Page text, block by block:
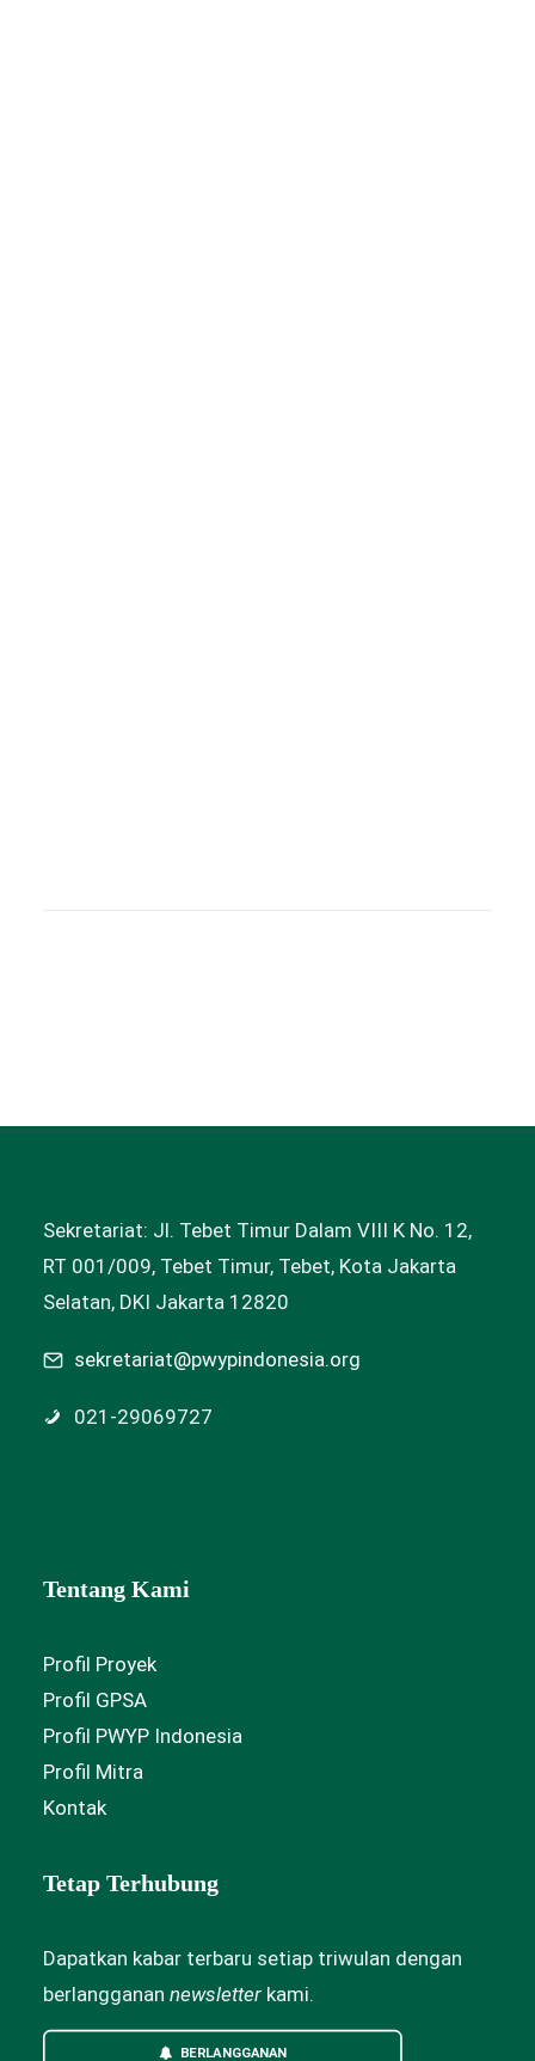
Sekretariat: Jl. Tebet Timur Dalam VIII K No. 12,
RT 001/009, Tebet Timur, Tebet, Kota Jakarta
Selatan, DKI Jakarta 12820
sekretariat@pwypindonesia.org
021-29069727
Tentang Kami
Profil Proyek
Profil GPSA
Profil PWYP Indonesia
Profil Mitra
Kontak
Tetap Terhubung
Dapatkan kabar terbaru setiap triwulan dengan
berlangganan newsletter kami.
BERLANGGANAN